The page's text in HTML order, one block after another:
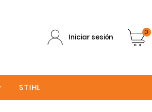
Iniciar sesión
0
STIHL